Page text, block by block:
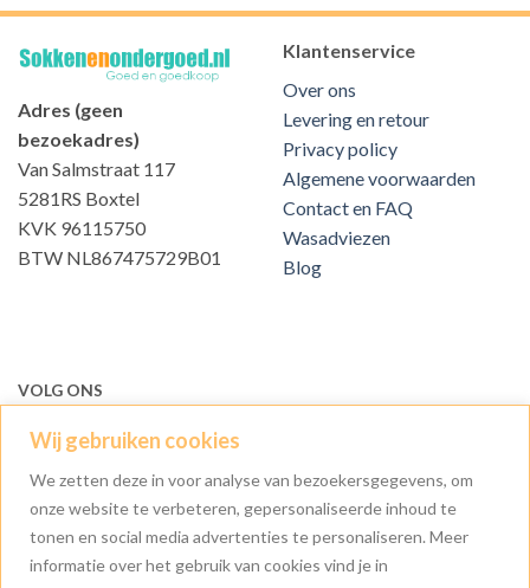
Wij gebruiken cookies
We zetten deze in voor analyse van bezoekersgegevens, om
onze website te verbeteren, gepersonaliseerde inhoud te
tonen en social media advertenties te personaliseren. Meer
informatie over het gebruik van cookies vind je in
Adres (geen
bezoekadres)
Van Salmstraat 117
5281RS Boxtel
KVK 96115750
BTW NL867475729B01
Klantenservice
Over ons
Levering en retour
Privacy policy
Algemene voorwaarden
Contact en FAQ
Wasadviezen
Blog
VOLG ONS